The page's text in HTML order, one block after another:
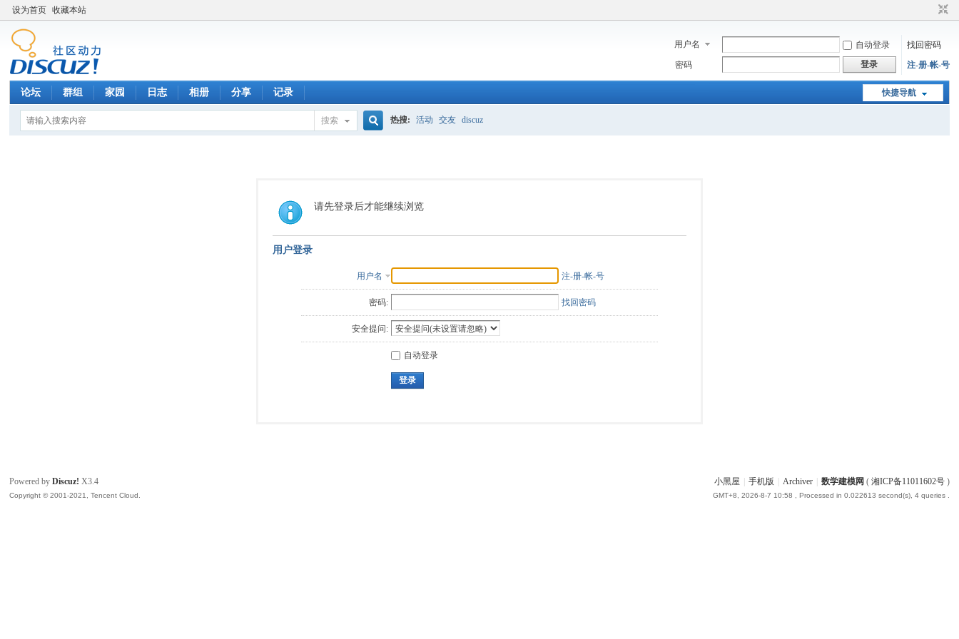
设为首页 收藏本站
用户名 自动登录
找回密码
密码
登录 注-册-帐-号
快捷导航
论坛 群组 家园 日志 相册 分享 记录
搜索
索
热搜: 活动 交友 discuz
请先登录后才能继续浏览
用户登录
用户名 注-册-帐-号
密码: 找回密码
安全提问:
自动登录
登录
小黑屋 手机版 Archiver 数学建模网 ( 湘ICP备11011602号)
GMT+8, 2026-8-7 10:58 , Processed in 0.022613 second(s), 4 queries .
Powered byDiscuz! X3.4
Copyright © 2001-2021, Tencent Cloud.